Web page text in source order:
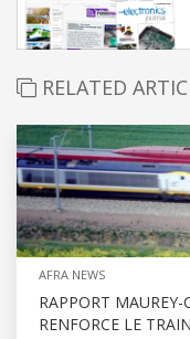
RELATED
AFRA NEWS
RAPPORT MAUREY-
RENFORCE LE TRAIN